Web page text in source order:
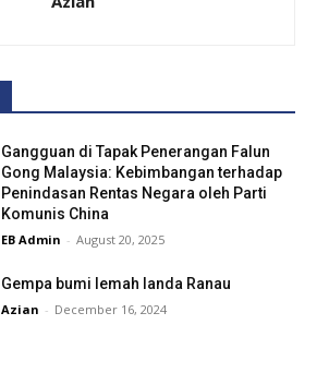
Gangguan di Tapak Penerangan Falun
Gong Malaysia: Kebimbangan terhadap
Penindasan Rentas Negara oleh Parti
Komunis China
EB Admin - August 20, 2025
Gempa bumi lemah landa Ranau
Azian - December 16, 2024